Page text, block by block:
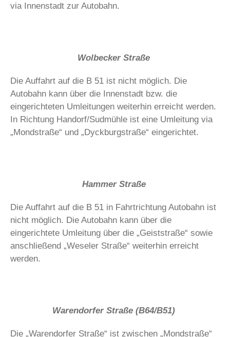
via Innenstadt zur Autobahn.
Wolbecker Straße
Die Auffahrt auf die B 51 ist nicht möglich. Die
Autobahn kann über die Innenstadt bzw. die
eingerichteten Umleitungen weiterhin erreicht werden.
In Richtung Handorf/Sudmühle ist eine Umleitung via
„Mondstraße“ und „Dyckburgstraße“ eingerichtet.
Hammer Straße
Die Auffahrt auf die B 51 in Fahrtrichtung Autobahn ist
nicht möglich. Die Autobahn kann über die
eingerichtete Umleitung über die „Geiststraße“ sowie
anschließend „Weseler Straße“ weiterhin erreicht
werden.
Warendorfer Straße (B64/B51)
Die „Warendorfer Straße“ ist zwischen „Mondstraße“